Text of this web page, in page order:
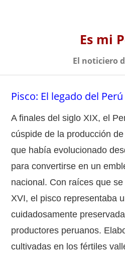
Es mi
El noticiero
Pisco: El legado del
A finales del siglo XIX, el
cúspide de la producción
que había evolucionado
para convertirse en un
nacional. Con raíces que
XVI, el pisco representaba
cuidadosamente
productores peruanos.
cultivadas en los fértiles